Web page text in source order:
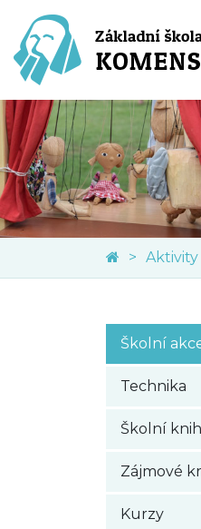
Aktivity
Školní
Technika
Školní
Zájmové
Kurzy